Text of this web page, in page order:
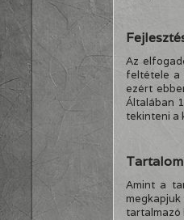
Az
feltétele a
ezért
Általában
tekinteni a
Amint a
tartalmazó